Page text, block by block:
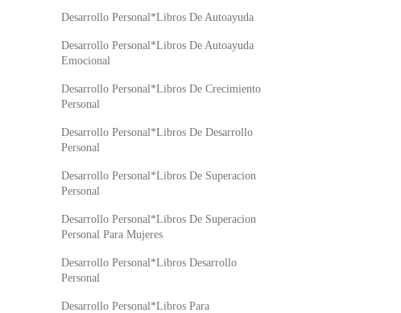
Desarrollo Personal*Libros De Autoayuda
Desarrollo Personal*Libros De Autoayuda
Emocional
Desarrollo Personal*Libros De Crecimiento
Personal
Desarrollo Personal*Libros De Desarrollo
Personal
Desarrollo Personal*Libros De Superacion
Personal
Desarrollo Personal*Libros De Superacion
Personal Para Mujeres
Desarrollo Personal*Libros Desarrollo
Personal
Desarrollo Personal*Libros Para